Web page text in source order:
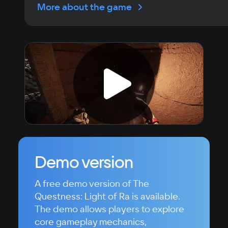
More about the game
Demo version
A free demo version of The
Questness: Light of Ra is available.
The demo allows players to explore
core gameplay mechanics,